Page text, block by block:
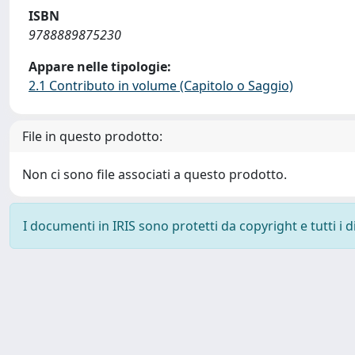
ISBN
9788889875230
Appare nelle tipologie:
2.1 Contributo in volume (Capitolo o Saggio)
File in questo prodotto:
Non ci sono file associati a questo prodotto.
I documenti in IRIS sono protetti da copyright e tutti i